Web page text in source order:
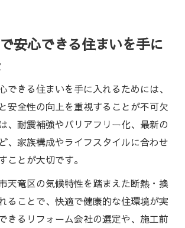
安心できる住まいを手に
できる住まいを手に入れるためには、
安全性の向上を重視することが不可欠
、耐震補強やバリアフリー化、最新の
、家族構成やライフスタイルに合わせ
ことが大切です。
天竜区の気候特性を踏まえた断熱・換
ることで、快適で健康的な住環境が実
きるリフォーム会社の選定や、施工前